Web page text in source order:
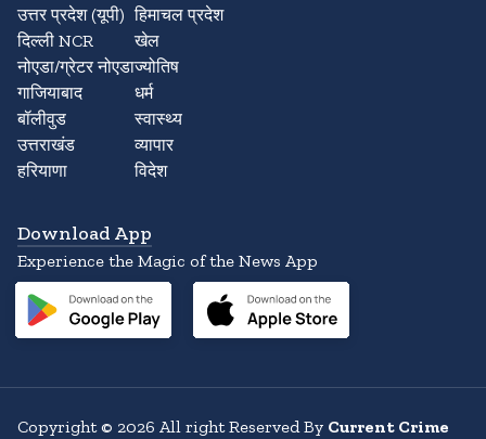
उत्तर प्रदेश (यूपी)
दिल्ली NCR
नोएडा/ग्रेटर नोएडा
गाजियाबाद
बॉलीवुड
उत्तराखंड
हरियाणा
हिमाचल प्रदेश
खेल
ज्योतिष
धर्म
स्वास्थ्य
व्यापार
विदेश
Download App
Experience the Magic of the News App
Copyright© 2026 All right Reserved By Current Crime